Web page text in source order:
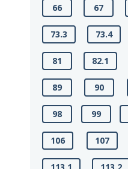
66 67
73.3 73.4
81 82.1
89 90
98 99
106 107